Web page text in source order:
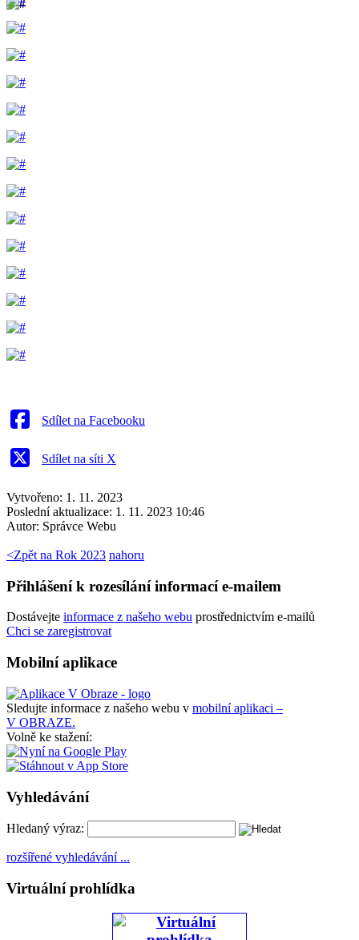
Sdílet na Facebooku
Sdílet na síti X
Vytvořeno: 1. 11. 2023
Poslední aktualizace: 1. 11. 2023 10:46
Autor: Správce Webu
<Zpět na Rok 2023 nahoru
Přihlášení k rozesílání informací e-mailem
Dostávejte informace z našeho webu prostřednictvím e-mailů
Chci se zaregistrovat
Mobilní aplikace
Sledujte informace z našeho webu v mobilní aplikaci –
V OBRAZE.
Volně ke stažení:
Vyhledávání
Hledaný výraz:
rozšířené vyhledávání ...
Virtuální prohlídka